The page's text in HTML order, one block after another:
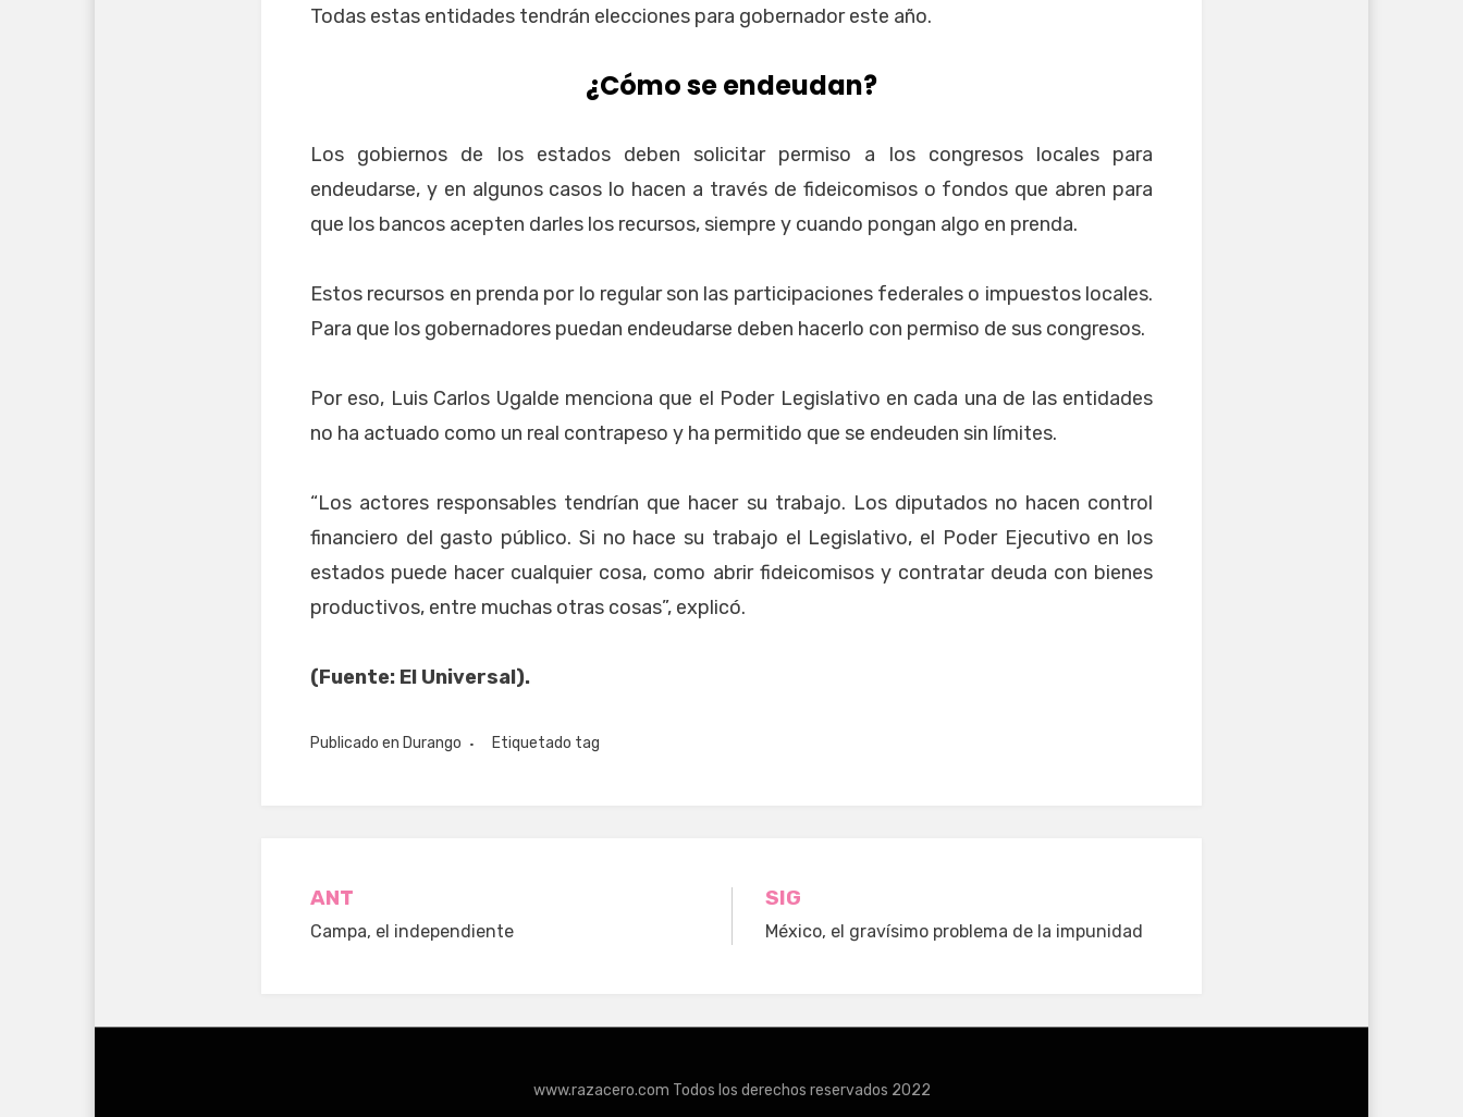
Todas estas entidades tendrán elecciones para gobernador este año.
¿Cómo se endeudan?
Los gobiernos de los estados deben solicitar permiso a los congresos locales para
endeudarse, y en algunos casos lo hacen a través de fideicomisos o fondos que abren para
que los bancos acepten darles los recursos, siempre y cuando pongan algo en prenda.
Estos recursos en prenda por lo regular son las participaciones federales o impuestos locales.
Para que los gobernadores puedan endeudarse deben hacerlo con permiso de sus congresos.
Por eso, Luis Carlos Ugalde menciona que el Poder Legislativo en cada una de las entidades
no ha actuado como un real contrapeso y ha permitido que se endeuden sin límites.
“Los actores responsables tendrían que hacer su trabajo. Los diputados no hacen control
financiero del gasto público. Si no hace su trabajo el Legislativo, el Poder Ejecutivo en los
estados puede hacer cualquier cosa, como abrir fideicomisos y contratar deuda con bienes
productivos, entre muchas otras cosas”, explicó.
(Fuente: El Universal).
Publicado en Durango Etiquetado tag
Navegación
de
ANT
Campa, el independiente
SIG
México, el gravísimo problema de la impunidad
www.razacero.com Todos los derechos reservados 2022